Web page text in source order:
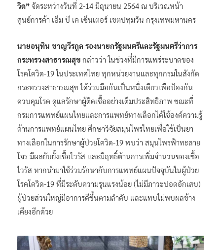
วิด” จัดระหว่างวันที่ 2-14 มิถุนายน 2564 ณ บริเวณหน้า
ศูนย์การค้า เอ็ม บี เค เซ็นเตอร์ เขตปทุมวัน กรุงเทพมหานคร
นายอนุทิน ชาญวีรกูล รองนายกรัฐมนตรีและรัฐมนตรีว่าการ
กระทรวงสาธารณสุข กล่าวว่า ในช่วงที่มีการแพร่ระบาดของ
โรคโควิด-19 ในประเทศไทย ทุกหน่วยงานและทุกกรมในสังกัด
กระทรวงสาธารณสุข ได้ร่วมมือกันเป็นหนึ่งเดียวเพื่อป้องกัน
ควบคุมโรค ดูแลรักษาผู้ติดเชื้ออย่างเต็มประสิทธิภาพ ขณะที่
กรมการแพทย์แผนไทยและการแพทย์ทางเลือกได้ใช้องค์ความรู้
ด้านการแพทย์แผนไทย ศึกษาวิจัยสมุนไพรไทยเพื่อใช้เป็นยา
ทางเลือกในการรักษาผู้ป่วยโควิด-19 พบว่า สมุนไพรฟ้าทะลาย
โจร มีผลยับยั้งเชื้อไวรัส และมีฤทธิ์ต้านการเพิ่มจำนวนของเชื้อ
ไวรัส หากนำมาใช้ร่วมรักษากับการแพทย์แผนปัจจุบันในผู้ป่วย
โรคโควิด-19 ที่มีระดับความรุนแรงน้อย (ไม่มีภาวะปอดอักเสบ)
ผู้ป่วยส่วนใหญ่มีอาการดีขึ้นตามลำดับ และแทบไม่พบผลข้าง
เคียงอีกด้วย